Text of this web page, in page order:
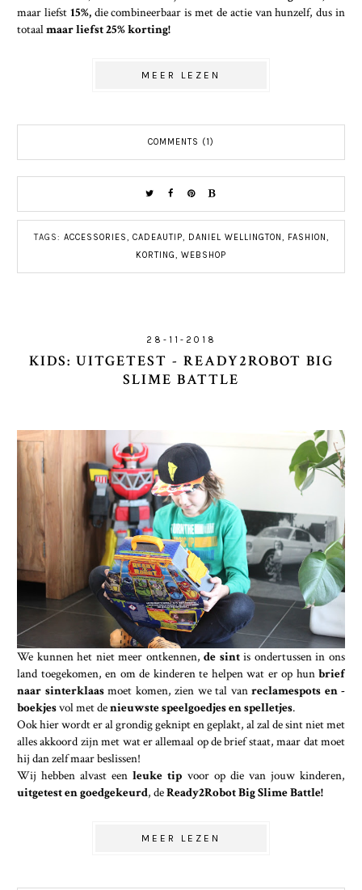
maar liefst 15%,die combineerbaar is met de actie van hunzelf, dus in
totaalmaar liefst 25% korting!
MEER LEZEN
COMMENTS (1)
TAGS: ACCESSORIES, CADEAUTIP, DANIEL WELLINGTON, FASHION,
KORTING, WEBSHOP
28-11-2018
KIDS: UITGETEST - READY2ROBOT BIG
SLIME BATTLE
We kunnen het niet meer ontkennen,de sintis ondertussen in ons
land toegekomen, en om de kinderen te helpen wat er op hun brief
naar sinterklaasmoet komen, zien we tal van reclamespots en -
boekjesvol met denieuwste speelgoedjes en spelletjes.
Ook hier wordt er al grondig geknipt en geplakt, al zal de sint niet met
alles akkoord zijn met wat er allemaal op de brief staat, maar dat moet
hij dan zelf maar beslissen!
Wij hebben alvast eenleuke tip voor op die van jouw kinderen,
uitgetest en goedgekeurd, deReady2Robot Big Slime Battle!
MEER LEZEN